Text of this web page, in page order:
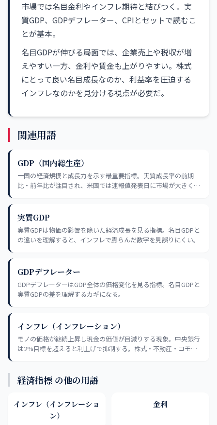
市場では名目金利やインフレ期待と結びつく。実
質GDP、GDPデフレーター、CPIとセットで読むこ
とが基本。
名目GDPが伸びる局面では、企業売上や税収が増
えやすい一方、金利や賃金も上がりやすい。株式
にとって良い名目成長なのか、利益率を圧迫する
インフレなのかを見分ける視点が必要だ。
関連用語
GDP（国内総生産）
一国の経済規模と成長力を示す最重要指標。実質成長率の前期
比・前年比が注目され、米国では速報値発表日に市場が大きく動
実質GDP
実質GDPは物価の影響を除いた経済成長を見る指標。名目GDPと
の違いを理解すると、インフレで膨らんだ数字を見誤りにくい。
GDPデフレーター
GDPデフレーターはGDP全体の価格変化を見る指標。名目GDPと
実質GDPの差を理解するカギになる。
インフレ（インフレーション）
モノの価格が継続上昇し現金の価値が目減りする現象。中央銀行
は2%目標を超えると利上げで抑制する。株式・不動産・コモデ
経済指標 の他の用語
インフレ（インフレーショ
ン）
金利